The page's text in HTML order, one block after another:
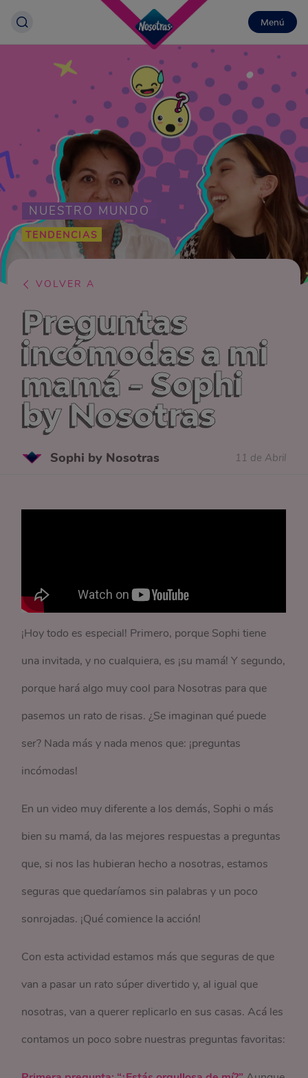
Menú
NUESTRO MUNDO
TENDENCIAS
VOLVER A
Preguntas
incómodas a mi
mamá - Sophi
by Nosotras
Sophi by Nosotras 11 de Abril
¡Hoy todo es especial! Primero, porque Sophi tiene
una invitada, y no cualquiera, es ¡su mamá! Y segundo,
porque hará algo muy cool para Nosotras para que
pasemos un rato de risas. ¿Se imaginan qué puede
ser? Nada más y nada menos que: ¡preguntas
incómodas!
En un video muy diferente a los demás, Sophi o más
bien su mamá, da las mejores respuestas a preguntas
que, si nos las hubieran hecho a nosotras, estamos
seguras que quedaríamos sin palabras y un poco
sonrojadas. ¡Qué comience la acción!
Con esta actividad estamos más que seguras de que
van a pasar un rato súper divertido y, al igual que
nosotras, van a querer replicarlo en sus casas. Acá les
contamos un poco sobre nuestras preguntas favoritas: